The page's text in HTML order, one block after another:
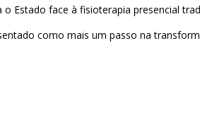
Estado face à fisioterapia presencial
como mais um passo na